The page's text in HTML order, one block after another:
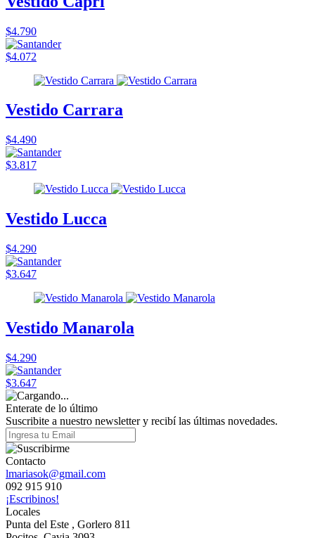
$4.790
$4.072
Vestido Carrara
$4.490
$3.817
Vestido Lucca
$4.290
$3.647
Vestido Manarola
$4.290
$3.647
Enterate de lo último
Suscribite a nuestro newsletter y recibí las últimas novedades.
Contacto
lmariasok@gmail.com
092 915 910
¡Escribinos!
Locales
Punta del Este , Gorlero 811